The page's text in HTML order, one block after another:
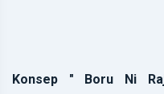
Konsep " Boru Ni